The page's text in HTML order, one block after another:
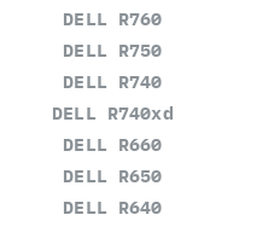
DELL R760
DELL R750
DELL R740
DELL R740xd
DELL R660
DELL R650
DELL R640